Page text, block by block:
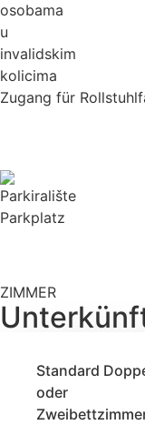
Zugang für
Parkplatz
ZIMMER
Standard
oder